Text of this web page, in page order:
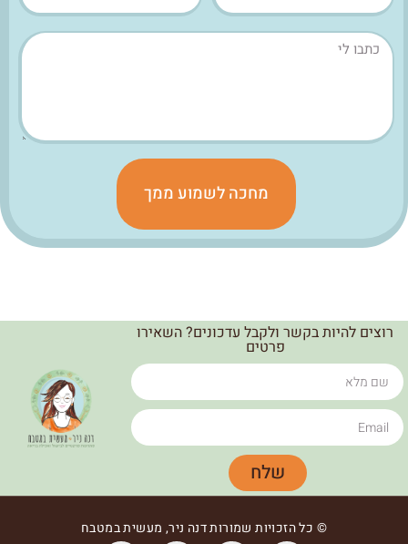
מחכה לשמוע ממך
רוצים להיות בקשר ולקבל עדכונים? השאירו
פרטים
שלח
© כל הזכויות שמורות דנה ניר, מעשית במטבח